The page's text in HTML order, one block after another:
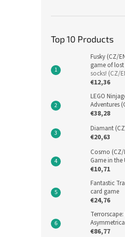
Top 10 Products
Fusky (CZ/
game of
socks! (CZ/
€12,36
LEGO
Adventures
€38,28
Diamant
€20,63
Cosmo (CZ/
Game in the
€10,71
Fantastic
card game
€24,76
€86,77